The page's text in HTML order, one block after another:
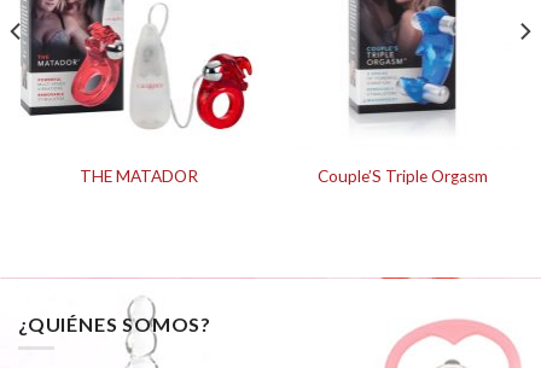
THE MATADOR Couple’S Triple Orgasm
¿QUIÉNES SOMOS?